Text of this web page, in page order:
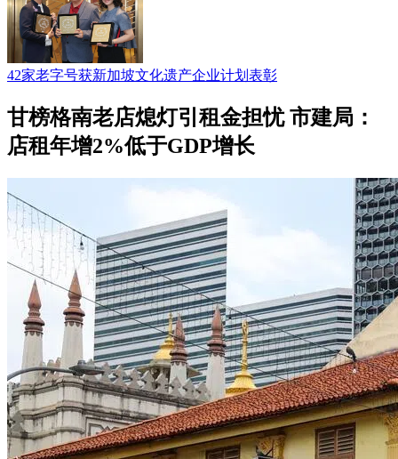
42家老字号获新加坡文化遗产企业计划表彰
甘榜格南老店熄灯引租金担忧 市建局：
店租年增2%低于GDP增长